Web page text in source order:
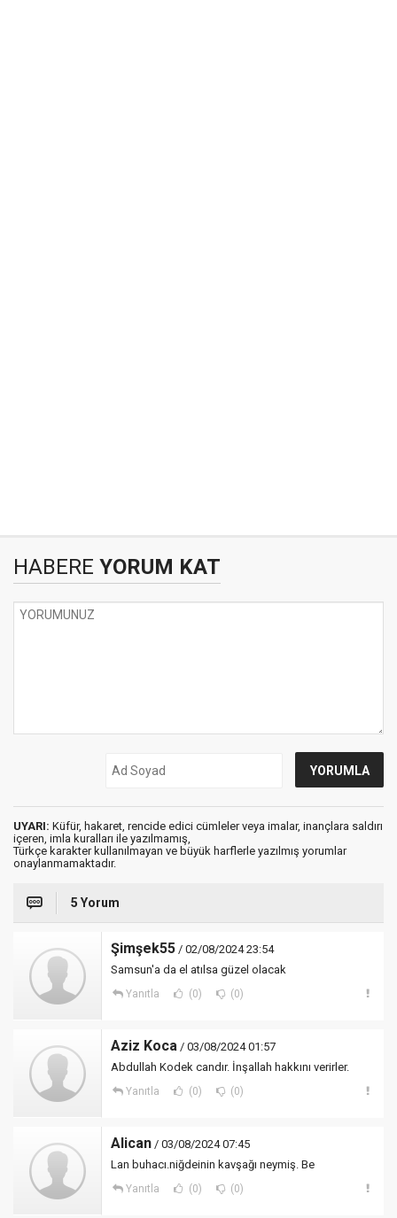
HABERE YORUM KAT
UYARI: Küfür, hakaret, rencide edici cümleler veya imalar, inançlara saldırı
içeren, imla kuralları ile yazılmamış,
Türkçe karakter kullanılmayan ve büyük harflerle yazılmış yorumlar
onaylanmamaktadır.
5 Yorum
Şimşek55 / 02/08/2024 23:54
Samsun'a da el atılsa güzel olacak
Yanıtla (0) (0)
Aziz Koca / 03/08/2024 01:57
Abdullah Kodek candır. İnşallah hakkını verirler.
Yanıtla (0) (0)
Alican / 03/08/2024 07:45
Lan buhacı.niğdeinin kavşağı neymiş. Be
Yanıtla (0) (0)